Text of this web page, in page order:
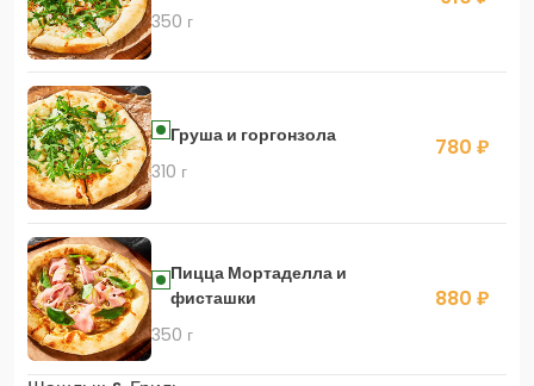
350 г
Груша и горгонзола
310 г
780 ₽
Пицца Мортаделла и
фисташки
350 г
880 ₽